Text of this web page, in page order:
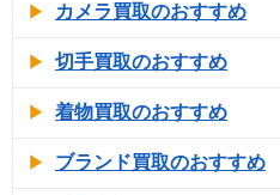
カメラ買取のおすすめ
切手買取のおすすめ
着物買取のおすすめ
ブランド買取のおすすめ